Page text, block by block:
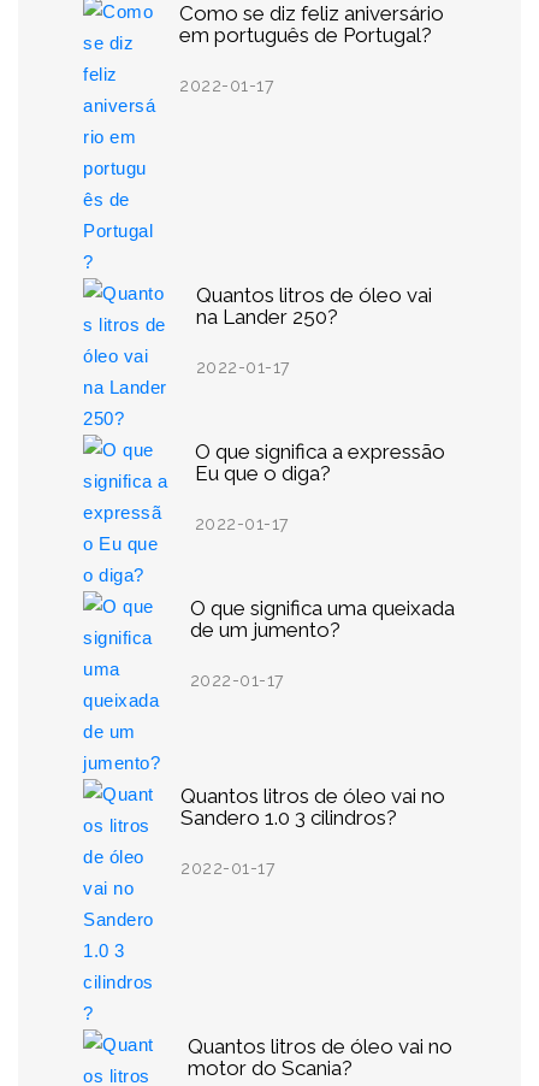
Como se diz feliz aniversário
em português de Portugal?
2022-01-17
Quantos litros de óleo vai
na Lander 250?
2022-01-17
O que significa a expressão
Eu que o diga?
2022-01-17
O que significa uma queixada
de um jumento?
2022-01-17
Quantos litros de óleo vai no
Sandero 1.0 3 cilindros?
2022-01-17
Quantos litros de óleo vai no
motor do Scania?